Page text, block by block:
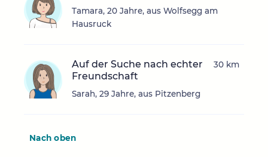
Tamara, 20 Jahre, aus Wolfsegg am
Hausruck
Auf der Suche nach echter
Freundschaft
Sarah, 29 Jahre, aus Pitzenberg
30 km
Nach oben